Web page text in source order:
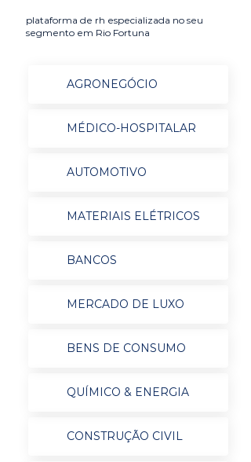
plataforma de rh especializada no seu
segmento em Rio Fortuna
AGRONEGÓCIO
MÉDICO-HOSPITALAR
AUTOMOTIVO
MATERIAIS ELÉTRICOS
BANCOS
MERCADO DE LUXO
BENS DE CONSUMO
QUÍMICO & ENERGIA
CONSTRUÇÃO CIVIL